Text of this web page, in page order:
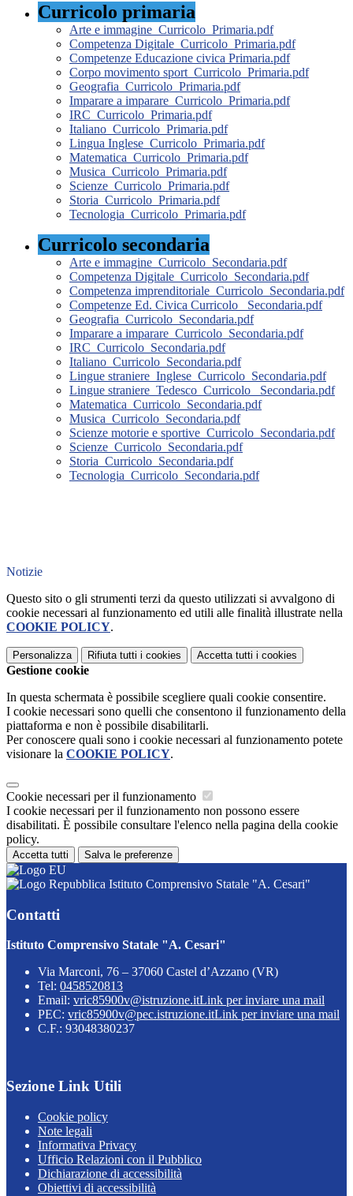
Curricolo primaria
Arte e immagine_Curricolo_Primaria.pdf
Competenza Digitale_Curricolo_Primaria.pdf
Competenze Educazione civica Primaria.pdf
Corpo movimento sport_Curricolo_Primaria.pdf
Geografia_Curricolo_Primaria.pdf
Imparare a imparare_Curricolo_Primaria.pdf
IRC_Curricolo_Primaria.pdf
Italiano_Curricolo_Primaria.pdf
Lingua Inglese_Curricolo_Primaria.pdf
Matematica_Curricolo_Primaria.pdf
Musica_Curricolo_Primaria.pdf
Scienze_Curricolo_Primaria.pdf
Storia_Curricolo_Primaria.pdf
Tecnologia_Curricolo_Primaria.pdf
Curricolo secondaria
Arte e immagine_Curricolo_Secondaria.pdf
Competenza Digitale_Curricolo_Secondaria.pdf
Competenza imprenditoriale_Curricolo_Secondaria.pdf
Competenze Ed. Civica Curricolo_ Secondaria.pdf
Geografia_Curricolo_Secondaria.pdf
Imparare a imparare_Curricolo_Secondaria.pdf
IRC_Curricolo_Secondaria.pdf
Italiano_Curricolo_Secondaria.pdf
Lingue straniere_Inglese_Curricolo_Secondaria.pdf
Lingue straniere_Tedesco_Curricolo_ Secondaria.pdf
Matematica_Curricolo_Secondaria.pdf
Musica_Curricolo_Secondaria.pdf
Scienze motorie e sportive_Curricolo_Secondaria.pdf
Scienze_Curricolo_Secondaria.pdf
Storia_Curricolo_Secondaria.pdf
Tecnologia_Curricolo_Secondaria.pdf
Notizie
Questo sito o gli strumenti terzi da questo utilizzati si avvalgono di
cookie necessari al funzionamento ed utili alle finalità illustrate nella
COOKIE POLICY.
Personalizza Rifiuta tutti i cookies Accetta tutti i cookies
Gestione cookie
In questa schermata è possibile scegliere quali cookie consentire.
I cookie necessari sono quelli che consentono il funzionamento della
piattaforma e non è possibile disabilitarli.
Per conoscere quali sono i cookie necessari al funzionamento potete
visionare la COOKIE POLICY.
Cookie necessari per il funzionamento
I cookie necessari per il funzionamento non possono essere
disabilitati. È possibile consultare l'elenco nella pagina della cookie
policy.
Accetta tutti Salva le preferenze
Istituto Comprensivo Statale "A. Cesari"
Contatti
Istituto Comprensivo Statale "A. Cesari"
Via Marconi, 76 – 37060 Castel d’Azzano (VR)
Tel: 0458520813
Email: vric85900v@istruzione.itLink per inviare una mail
PEC: vric85900v@pec.istruzione.itLink per inviare una mail
C.F.: 93048380237
Sezione Link Utili
Cookie policy
Note legali
Informativa Privacy
Ufficio Relazioni con il Pubblico
Dichiarazione di accessibilità
Obiettivi di accessibilità